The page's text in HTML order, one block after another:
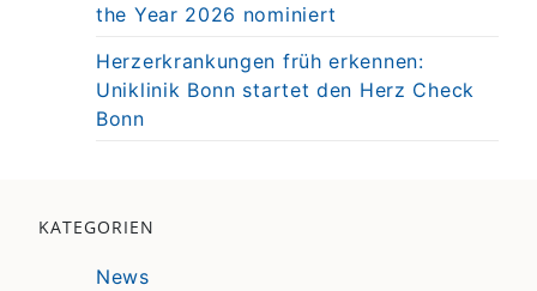
the Year 2026 nominiert
Herzerkrankungen früh erkennen:
Uniklinik Bonn startet den Herz Check
Bonn
KATEGORIEN
News